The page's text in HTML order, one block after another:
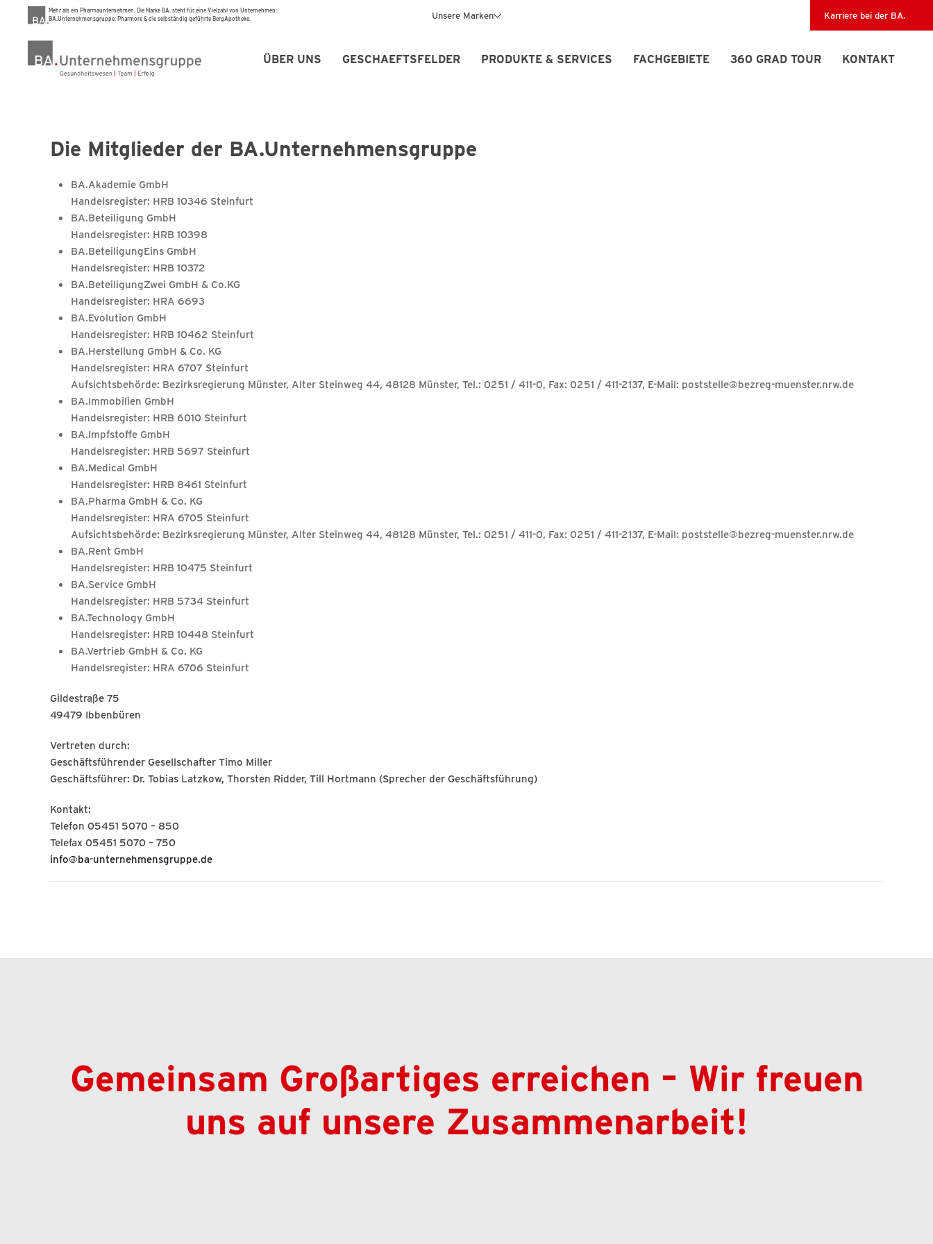
Mehr als ein Pharmaunternehmen. Die Marke BA. steht für eine Vielzahl von Unternehmen:
BA.Unternehmensgruppe, Pharmore & die selbständig geführte BergApotheke.
Unsere Marken Karriere bei der BA.
ÜBER UNS GESCHAEFTSFELDER PRODUKTE & SERVICES FACHGEBIETE 360 GRAD TOUR KONTAKT
Die Mitglieder der BA.Unternehmensgruppe
BA.Akademie GmbH
Handelsregister: HRB 10346 Steinfurt
BA.Beteiligung GmbH
Handelsregister: HRB 10398
BA.BeteiligungEins GmbH
Handelsregister: HRB 10372
BA.BeteiligungZwei GmbH & Co.KG
Handelsregister: HRA 6693
BA.Evolution GmbH
Handelsregister: HRB 10462 Steinfurt
BA.Herstellung GmbH & Co. KG
Handelsregister: HRA 6707 Steinfurt
Aufsichtsbehörde: Bezirksregierung Münster, Alter Steinweg 44, 48128 Münster, Tel.: 0251 / 411-0, Fax: 0251 / 411-2137, E-Mail: poststelle@bezreg-muenster.nrw.de
BA.Immobilien GmbH
Handelsregister: HRB 6010 Steinfurt
BA.Impfstoffe GmbH
Handelsregister: HRB 5697 Steinfurt
BA.Medical GmbH
Handelsregister: HRB 8461 Steinfurt
BA.Pharma GmbH & Co. KG
Handelsregister: HRA 6705 Steinfurt
Aufsichtsbehörde: Bezirksregierung Münster, Alter Steinweg 44, 48128 Münster, Tel.: 0251 / 411-0, Fax: 0251 / 411-2137, E-Mail: poststelle@bezreg-muenster.nrw.de
BA.Rent GmbH
Handelsregister: HRB 10475 Steinfurt
BA.Service GmbH
Handelsregister: HRB 5734 Steinfurt
BA.Technology GmbH
Handelsregister: HRB 10448 Steinfurt
BA.Vertrieb GmbH & Co. KG
Handelsregister: HRA 6706 Steinfurt
Gildestraße 75
49479 Ibbenbüren
Vertreten durch:
Geschäftsführender Gesellschafter Timo Miller
Geschäftsführer: Dr. Tobias Latzkow, Thorsten Ridder, Till Hortmann (Sprecher der Geschäftsführung)
Kontakt:
Telefon 05451 5070 – 850
Telefax 05451 5070 – 750
info@ba-unternehmensgruppe.de
Gemeinsam Großartiges erreichen – Wir freuen
uns auf unsere Zusammenarbeit!